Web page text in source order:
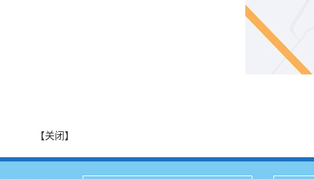
【关闭】